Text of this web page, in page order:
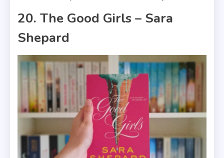
20. The Good Girls – Sara
Shepard